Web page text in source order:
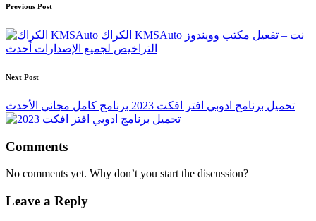
Post
navigation
Previous Post
الكراك KMSAuto نت – تفعيل مكتب وويندوز
التراخيص لجميع الإصدارات أحدث
Next Post
تحميل برنامج ادوبي افتر افكت 2023 برنامج كامل مجاني الأحدث
Comments
No comments yet. Why don’t you start the discussion?
Leave a Reply